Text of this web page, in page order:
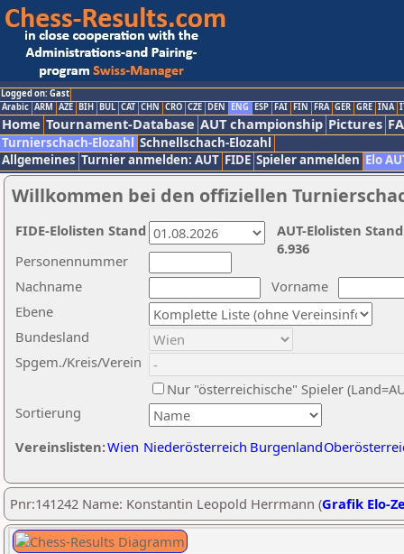
Logged on: Gast
Arabic ARM AZE BIH BUL CAT CHN CRO CZE DEN ENG ESP FAI FIN FRA GER GRE INA
Home Tournament-Database AUT championship Pictures
Turnierschach-Elozahl Schnellschach-Elozahl
Allgemeines Turnier anmelden: AUT FIDE Spieler anmelden Elo
Willkommen bei den offiziellen
Nachname
Vorname
Ebene
Sortierung
Personennummer
Bundesland
Spgem./Kreis/Verein
Nur "österreichische" Spieler
Vereinslisten:Wien Niederösterreich Burgenland
AUT-Elolisten
6.936
FIDE-Elolisten Stand
Pnr:141242 Name: Konstantin Leopold Herrmann (Grafik Elo-